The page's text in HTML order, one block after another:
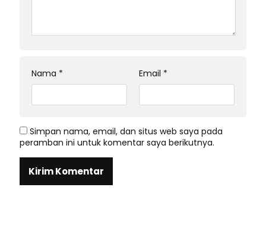
Nama * Email *
Simpan nama, email, dan situs web saya pada
peramban ini untuk komentar saya berikutnya.